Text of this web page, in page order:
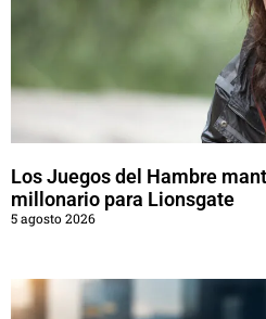
Los Juegos del Hambre
millonario para Lionsgate
5 agosto 2026